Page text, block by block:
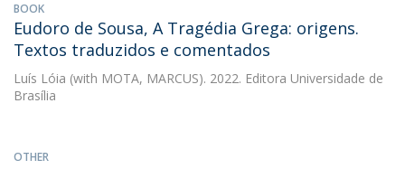
BOOK
Eudoro de Sousa, A Tragédia Grega: origens.
Textos traduzidos e comentados
Luís Lóia (with MOTA, MARCUS). 2022. Editora Universidade de
Brasília
OTHER